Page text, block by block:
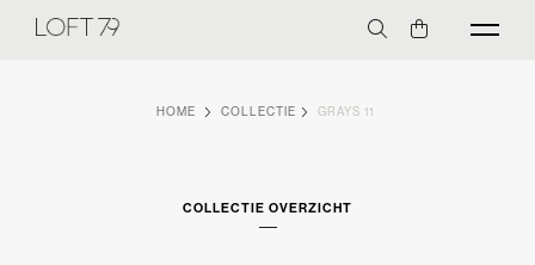
HOME COLLECTIE GRAYS 11
COLLECTIE OVERZICHT